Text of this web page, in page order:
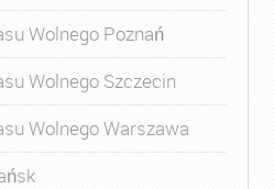
Wolnego Poznań
Wolnego Szczecin
Wolnego Warszawa